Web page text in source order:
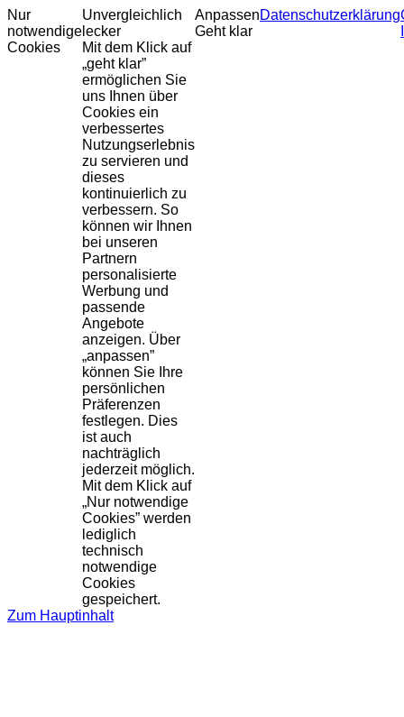
Nur
notwendige
Cookies
Unvergleichlich
lecker
Mit dem Klick auf
„geht klar”
ermöglichen Sie
uns Ihnen über
Cookies ein
verbessertes
Nutzungserlebnis
zu servieren und
dieses
kontinuierlich zu
verbessern. So
können wir Ihnen
bei unseren
Partnern
personalisierte
Werbung und
passende
Angebote
anzeigen. Über
„anpassen”
können Sie Ihre
persönlichen
Präferenzen
festlegen. Dies
ist auch
nachträglich
jederzeit möglich.
Mit dem Klick auf
„Nur notwendige
Cookies” werden
lediglich
technisch
notwendige
Cookies
gespeichert.
Anpassen
Geht klar
Datenschutzerklärung
Zum Hauptinhalt